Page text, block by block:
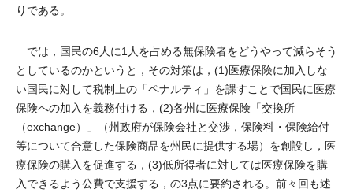
りである。
では，国民の6人に1人を占める無保険者をどうやって減らそう
としているのかというと，その対策は，(1)医療保険に加入しな
い国民に対して税制上の「ペナルティ」を課すことで国民に医療
保険への加入を義務付ける，(2)各州に医療保険「交換所
（exchange）」（州政府が保険会社と交渉，保険料・保険給付
等について合意した保険商品を州民に提供する場）を創設し，医
療保険の購入を促進する，(3)低所得者に対しては医療保険を購
入できるよう公費で支援する，の3点に要約される。前々回も述